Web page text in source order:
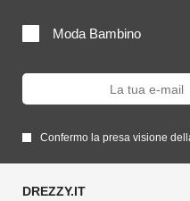
Moda Bambino
Confermo la presa visione